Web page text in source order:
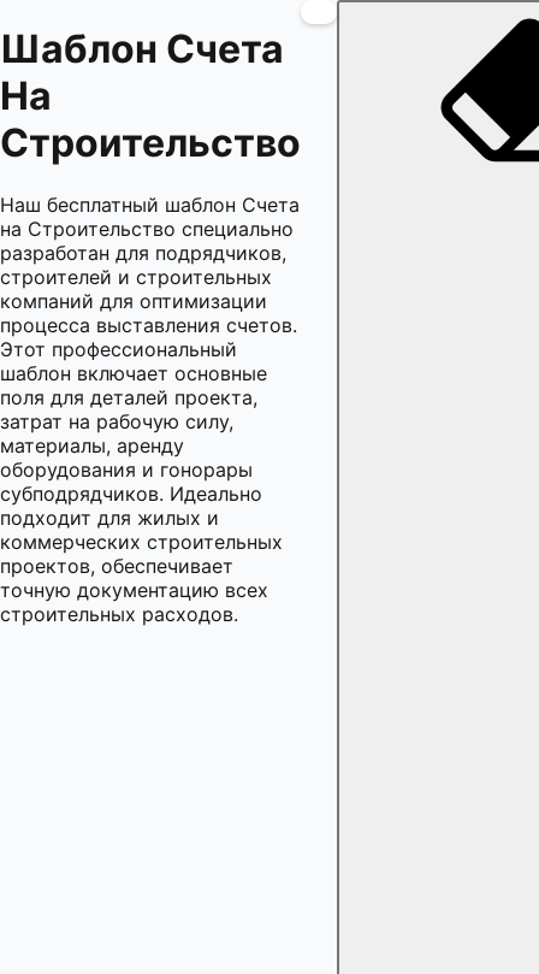
Шаблон Счета
На
Строительство
Наш бесплатный шаблон Счета
на Строительство специально
разработан для подрядчиков,
строителей и строительных
компаний для оптимизации
процесса выставления счетов.
Этот профессиональный
шаблон включает основные
поля для деталей проекта,
затрат на рабочую силу,
материалы, аренду
оборудования и гонорары
субподрядчиков. Идеально
подходит для жилых и
коммерческих строительных
проектов, обеспечивает
точную документацию всех
строительных расходов.